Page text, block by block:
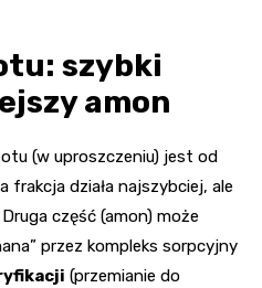
szybki
amon
(w uproszczeniu) jest od
frakcja działa najszybciej, ale
część (amon) może
przez kompleks sorpcyjny
(przemianie do